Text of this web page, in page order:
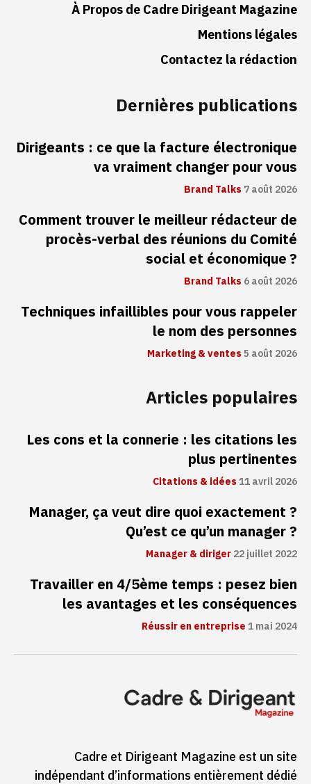
À Propos de Cadre Dirigeant Magazine
Mentions légales
Contactez la rédaction
Dernières publications
Dirigeants : ce que la facture électronique
va vraiment changer pour vous
Brand Talks7 août 2026
Comment trouver le meilleur rédacteur de
procès-verbal des réunions du Comité
social et économique ?
Brand Talks6 août 2026
Techniques infaillibles pour vous rappeler
le nom des personnes
Marketing & ventes5 août 2026
Articles populaires
Les cons et la connerie : les citations les
plus pertinentes
Citations & idées11 avril 2026
Manager, ça veut dire quoi exactement ?
Qu’est ce qu’un manager ?
Manager & diriger22 juillet 2022
Travailler en 4/5ème temps : pesez bien
les avantages et les conséquences
Réussir en entreprise1 mai 2024
Cadre et Dirigeant Magazine est un site
indépendant d’informations entièrement dédié